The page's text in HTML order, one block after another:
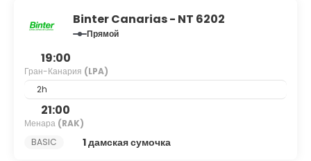
Binter Canarias - NT 6202
Прямой
19:00
Гран-Канария (LPA)
2h
21:00
Менара (RAK)
BASIC
1 дамская сумочка